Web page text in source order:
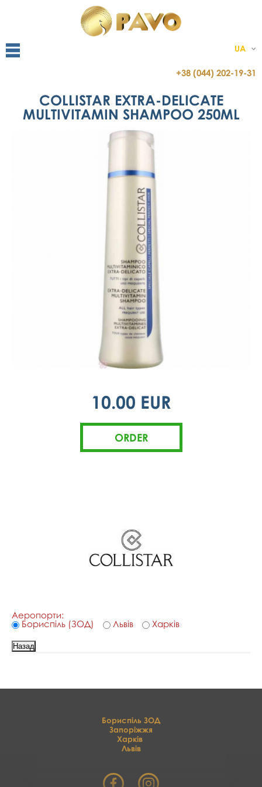
UA
+38 (044) 202-19-31
COLLISTAR EXTRA-DELICATE
MULTIVITAMIN SHAMPOO 250ML
10.00 EUR
Аеропорти:
Бориспіль (ЗОД)
Львів Харків
Бориспіль ЗОД
Запоріжжя
Харків
Львів